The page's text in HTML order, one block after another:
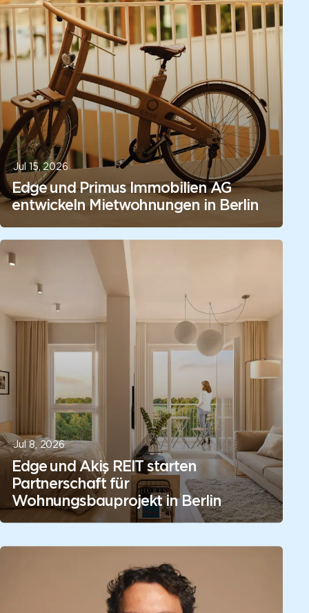
Jul 15, 2026
Edge und Primus Immobilien AG
entwickeln Mietwohnungen in Berlin
Jul 8, 2026
Edge und Akiş REIT starten
Partnerschaft für
Wohnungsbauprojekt in Berlin